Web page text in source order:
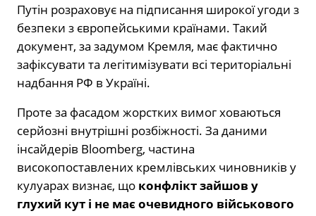
Путін розраховує на підписання широкої угоди з
безпеки з європейськими країнами. Такий
документ, за задумом Кремля, має фактично
зафіксувати та легітимізувати всі територіальні
надбання РФ в Україні.
Проте за фасадом жорстких вимог ховаються
серйозні внутрішні розбіжності. За даними
інсайдерів Bloomberg, частина
високопоставлених кремлівських чиновників у
кулуарах визнає, що конфлікт зайшов у
глухий кут і не має очевидного військового